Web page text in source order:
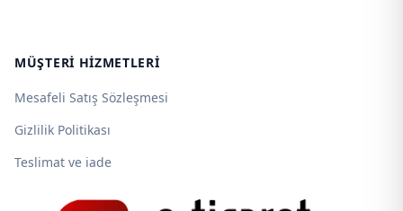
MÜŞTERI HIZMETLERI
Mesafeli Satış Sözleşmesi
Gizlilik Politikası
Teslimat ve iade